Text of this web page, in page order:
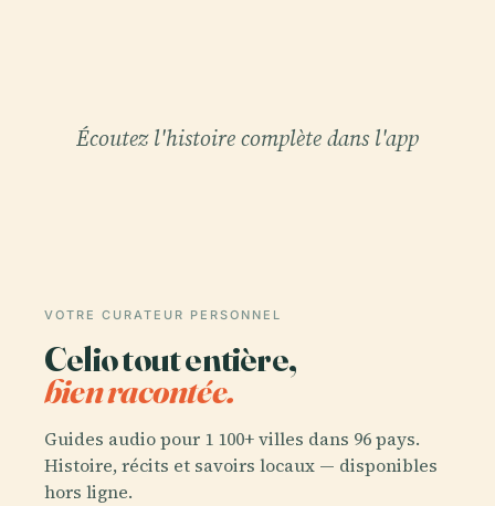
Écoutez l'histoire complète dans l'app
VOTRE CURATEUR PERSONNEL
Celio tout entière,
bien racontée.
Guides audio pour 1 100+ villes dans 96 pays.
Histoire, récits et savoirs locaux — disponibles
hors ligne.